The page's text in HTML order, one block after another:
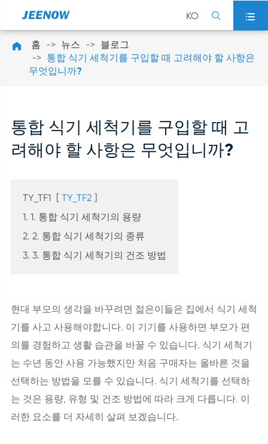
KO  
 홈 뉴스
블로그
통합 식기 세척기를 구입할 때 고려해야 할 사항은
무엇입니까?
통합 식기 세척기를 구입할 때 고
려해야 할 사항은 무엇입니까?
TY_TF1 [ TY_TF2 ]
1. 1. 통합 식기 세척기의 용량
2. 2. 통합 식기 세척기의 종류
3. 3. 통합 식기 세척기의 건조 방법
현대 부모의 생각을 바꾸려면 젊은이들은 집에서 식기 세척
기를 사고 사용해야합니다. 이 기기를 사용하면 부모가 편
의를 경험하고 생활 습관을 바꿀 수 있습니다. 식기 세척기
는 수년 동안 사용 가능했지만 처음 구매자는 올바른 것을
선택하는 방법을 모를 수 있습니다. 식기 세척기를 선택하
는 것은 용량, 유형 및 건조 방법에 따라 크게 다릅니다. 이
러한 요소를 더 자세히 살펴 보겠습니다.